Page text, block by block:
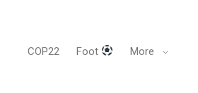
COP22 Foot More